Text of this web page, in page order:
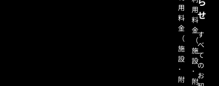
用
料
金
（
施
設
･
附
用
料
金
（
施
設
･
附
せ
す
べ
て
の
お